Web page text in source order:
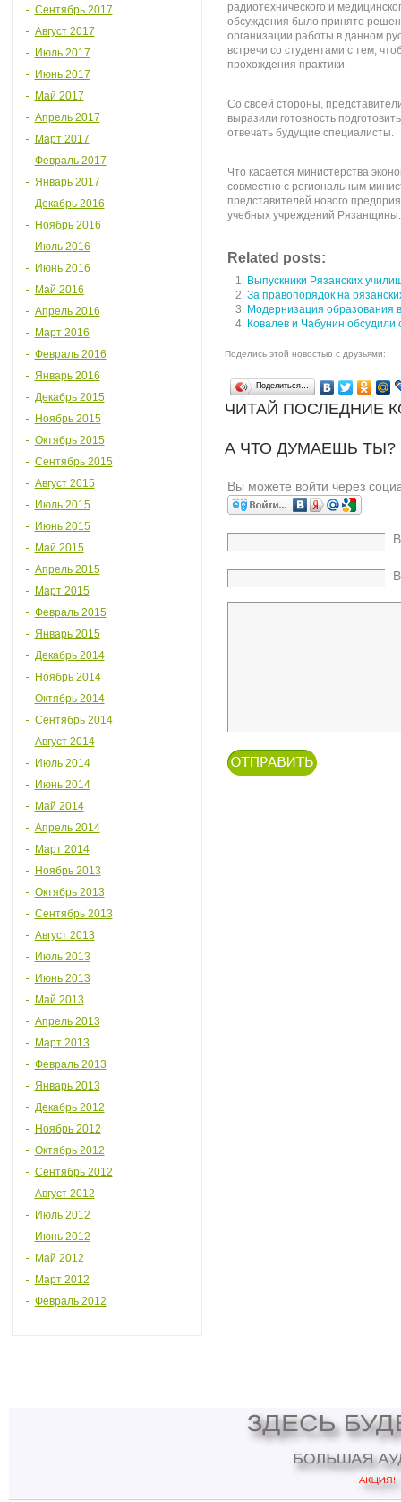
Сентябрь 2017
Август 2017
Июль 2017
Июнь 2017
Май 2017
Апрель 2017
Март 2017
Февраль 2017
Январь 2017
Декабрь 2016
Ноябрь 2016
Июль 2016
Июнь 2016
Май 2016
Апрель 2016
Март 2016
Февраль 2016
Январь 2016
Декабрь 2015
Ноябрь 2015
Октябрь 2015
Сентябрь 2015
Август 2015
Июль 2015
Июнь 2015
Май 2015
Апрель 2015
Март 2015
Февраль 2015
Январь 2015
Декабрь 2014
Ноябрь 2014
Октябрь 2014
Сентябрь 2014
Август 2014
Июль 2014
Июнь 2014
Май 2014
Апрель 2014
Март 2014
Ноябрь 2013
Октябрь 2013
Сентябрь 2013
Август 2013
Июль 2013
Июнь 2013
Май 2013
Апрель 2013
Март 2013
Февраль 2013
Январь 2013
Декабрь 2012
Ноябрь 2012
Октябрь 2012
Сентябрь 2012
Август 2012
Июль 2012
Июнь 2012
Май 2012
Март 2012
Февраль 2012
радиотехнического и
обсуждения было принято
организации работы в данном
встречи со студентами с тем,
прохождения практики.
Со своей стороны,
выразили готовность
отвечать будущие специалисты.
Что касается министерства
совместно с региональным
представителей нового
учебных учреждений Рязанщины.
Related posts:
Выпускники Рязанских
За правопорядок на
Модернизация образования
Ковалев и Чабунин обсудили
Поделись этой новостью с друзьями:
Поделиться…
ЧИТАЙ ПОСЛЕДНИЕ
А ЧТО ДУМАЕШЬ
Вы можете войти через